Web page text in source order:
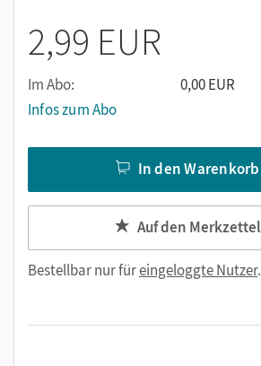
2,99 EUR
Im Abo:
0,00 EUR
Infos zum Abo
In den Warenkorb
Auf den Merkzettel
Bestellbar nur füreingeloggte Nutzer.